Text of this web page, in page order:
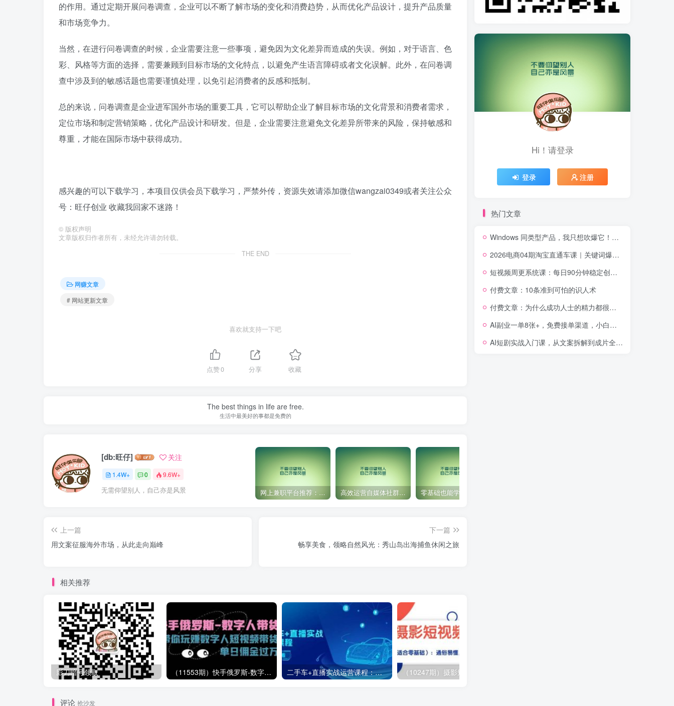
的作用。通过定期开展问卷调查，企业可以不断了解市场的变化和消费趋势，从而优化产品设计，提升产品质量
和市场竞争力。
当然，在进行问卷调查的时候，企业需要注意一些事项，避免因为文化差异而造成的失误。例如，对于语言、色
彩、风格等方面的选择，需要兼顾到目标市场的文化特点，以避免产生语言障碍或者文化误解。此外，在问卷调
查中涉及到的敏感话题也需要谨慎处理，以免引起消费者的反感和抵制。
总的来说，问卷调查是企业进军国外市场的重要工具，它可以帮助企业了解目标市场的文化背景和消费者需求，
定位市场和制定营销策略，优化产品设计和研发。但是，企业需要注意避免文化差异所带来的风险，保持敏感和
尊重，才能在国际市场中获得成功。
感兴趣的可以下载学习，本项目仅供会员下载学习，严禁外传，资源失效请添加微信wangzai0349或者关注公众
号：旺仔创业 收藏我回家不迷路！
© 版权声明
文章版权归作者所有，未经允许请勿转载。
THE END
网赚文章
# 网站更新文章
喜欢就支持一下吧
点赞0 分享 收藏
The best things in life are free.
生活中最美好的事都是免费的
[db:旺仔] 关注
1.4W+ 0 9.6W+
无需仰望别人，自己亦是风景 网上兼职平台推荐：国外网赚任务！ 高效运营自媒体社群，让内容更有价值！
上一篇
用文案征服海外市场，从此走向巅峰
下一篇
畅享美食，领略自然风光：秀山岛出海捕鱼休闲之旅
相关推荐
影刀暗号领取 （11553期）快手俄罗斯-数字人带货，带你玩赚数字人短视频带货，单日佣金过万 二手车+直播实战运营课程：直播推荐/短视频推荐/千川投放/直播全流程
评论 抢沙发
Hi！请登录
登录 注册
热门文章
Windows 同类型产品，我只想吹爆它！把听歌变成了一场沉浸式视听现场，支持多平台歌单播放 Mineradio
2026电商04期淘宝直通车课｜关键词爆打矩阵，多计划低出价，新品爆款差异化投放实操教学
短视频周更系统课：每日90分钟稳定创作，从零涨粉至18000实现月入八千
付费文章：10条准到可怕的识人术
付费文章：为什么成功人士的精力都很旺盛？
AI副业一单8张+，免费接单渠道，小白照做月入2W【揭秘】
AI短剧实战入门课，从文案拆解到成片全流程教学，抓住短剧流量变现风口